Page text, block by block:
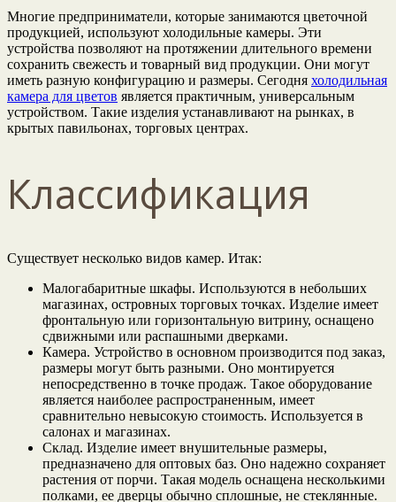
Многие предприниматели, которые занимаются цветочной
продукцией, используют холодильные камеры. Эти
устройства позволяют на протяжении длительного времени
сохранить свежесть и товарный вид продукции. Они могут
иметь разную конфигурацию и размеры. Сегодня холодильная
камера для цветов является практичным, универсальным
устройством. Такие изделия устанавливают на рынках, в
крытых павильонах, торговых центрах.
Классификация
Существует несколько видов камер. Итак:
Малогабаритные шкафы. Используются в небольших
магазинах, островных торговых точках. Изделие имеет
фронтальную или горизонтальную витрину, оснащено
сдвижными или распашными дверками.
Камера. Устройство в основном производится под заказ,
размеры могут быть разными. Оно монтируется
непосредственно в точке продаж. Такое оборудование
является наиболее распространенным, имеет
сравнительно невысокую стоимость. Используется в
салонах и магазинах.
Склад. Изделие имеет внушительные размеры,
предназначено для оптовых баз. Оно надежно сохраняет
растения от порчи. Такая модель оснащена несколькими
полками, ее дверцы обычно сплошные, не стеклянные.